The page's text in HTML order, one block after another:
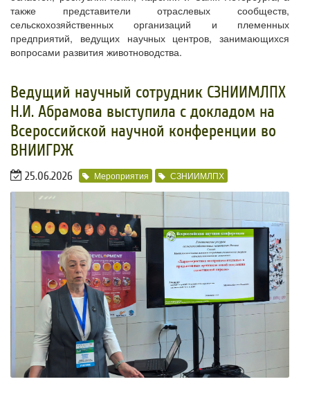
также представители отраслевых сообществ,
сельскохозяйственных организаций и племенных
предприятий, ведущих научных центров, занимающихся
вопросами развития животноводства.
​Ведущий научный сотрудник СЗНИИМЛПХ
Н.И. Абрамова выступила с докладом на
Всероссийской научной конференции во
ВНИИГРЖ
25.06.2026 Мероприятия СЗНИИМЛПХ